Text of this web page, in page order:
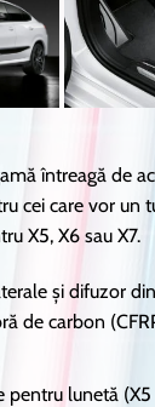
întreagă de
cei care vor un
X5, X6 sau X7.
și difuzor
de carbon
pentru lunetă (X5